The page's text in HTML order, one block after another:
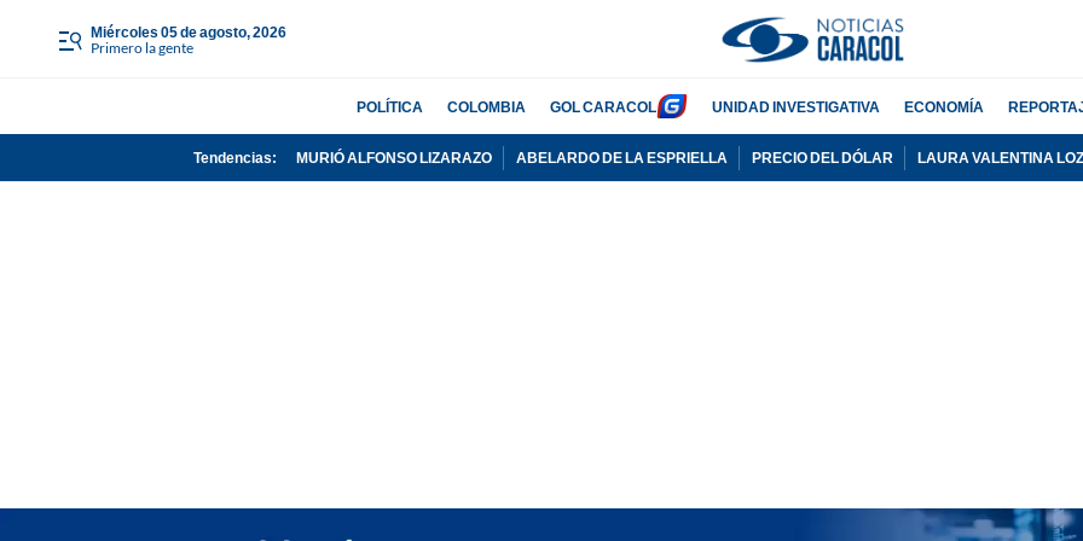
miércoles 05 de agosto, 2026
Primero la gente
POLÍTICA COLOMBIA GOL CARACOL UNIDAD INVESTIGATIVA ECONOMÍA
Tendencias: MURIÓ ALFONSO LIZARAZO ABELARDO DE LA ESPRIELLA PRECIO DEL DÓLAR LAURA VALENTINA